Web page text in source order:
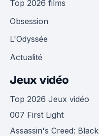
Top 2026 films
Obsession
L'Odyssée
Actualité
Jeux vidéo
Top 2026 Jeux vidéo
007 First Light
Assassin's Creed: Black